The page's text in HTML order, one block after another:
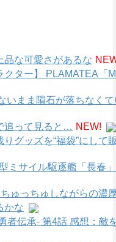
な可愛さがあるな
クター】 PLAMATEA
いまま隕石が落ちなく
追って見ると… NEW!
グッズを“福袋”にして
ミサイル駆逐艦「長春
ゅっちゅしながらの濃
かな
者伝承- 第4話 感想：敵